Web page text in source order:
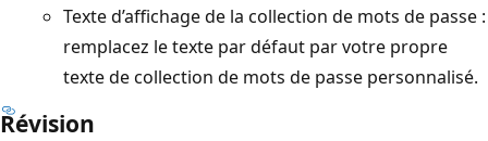
Texte d’affichage de la collection de mots de passe :
remplacez le texte par défaut par votre propre
texte de collection de mots de passe personnalisé.
Révision